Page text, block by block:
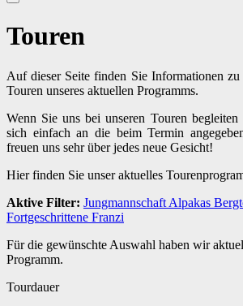
Touren
Auf dieser Seite finden Sie Informationen zu
Touren unseres aktuellen Programms.
Wenn Sie uns bei unseren Touren
sich einfach an die beim Termin
freuen uns sehr über jedes neue Gesicht!
Hier finden Sie unser aktuelles
Aktive Filter: Jungmannschaft Alpakas
Fortgeschrittene Franzi
Für die gewünschte Auswahl haben wir
Programm.
Tourdauer